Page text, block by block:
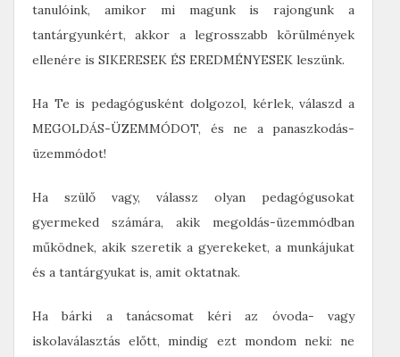
tanulóink, amikor mi magunk is rajongunk a
tantárgyunkért, akkor a legrosszabb körülmények
ellenére is SIKERESEK ÉS EREDMÉNYESEK leszünk.
Ha Te is pedagógusként dolgozol, kérlek, válaszd a
MEGOLDÁS-ÜZEMMÓDOT, és ne a panaszkodás-
üzemmódot!
Ha szülő vagy, válassz olyan pedagógusokat
gyermeked számára, akik megoldás-üzemmódban
működnek, akik szeretik a gyerekeket, a munkájukat
és a tantárgyukat is, amit oktatnak.
Ha bárki a tanácsomat kéri az óvoda- vagy
iskolaválasztás előtt, mindig ezt mondom neki: ne